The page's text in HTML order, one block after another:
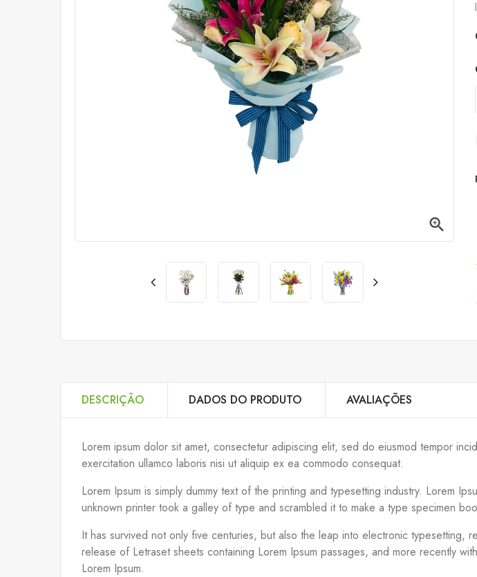

DESCRIÇÃO DADOS DO PRODUTO AVALIAÇÕES
Lorem ipsum dolor sit amet, consectetur adipiscing elit, sed do eiusmod tempor
exercitation ullamco laboris nisi ut aliquip ex ea commodo consequat.
Lorem Ipsum is simply dummy text of the printing and typesetting industry. Lorem
unknown printer took a galley of type and scrambled it to make a type specimen
It has survived not only five centuries, but also the leap into electronic typesetting,
release of Letraset sheets containing Lorem Ipsum passages, and more recently
Lorem Ipsum.